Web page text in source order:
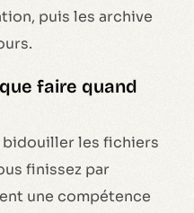
puis les archive
faire quand
bidouiller les fichiers
finissez par
une compétence